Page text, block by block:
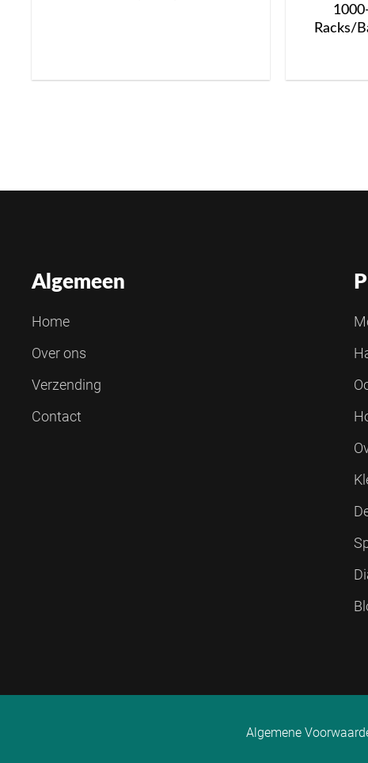
Racks/
Algemeen
Home
Over ons
Verzending
Contact
Algemene